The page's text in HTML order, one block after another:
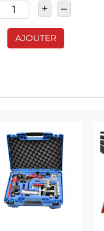
+ –
AJOUTER